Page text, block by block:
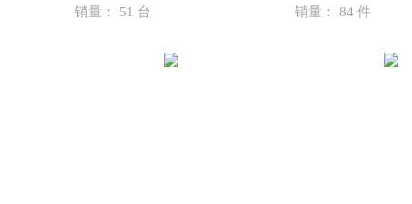
销量： 51 台 销量： 84 件